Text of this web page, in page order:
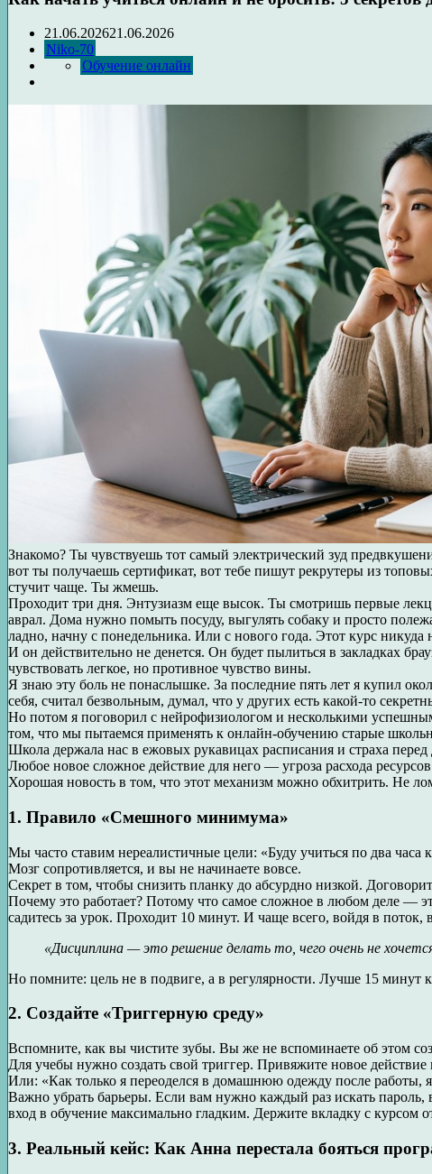
21.06.202621.06.2026
Niko-70
Обучение онлайн
Знакомо? Ты чувствуешь тот самый электрический зуд
вот ты получаешь сертификат, вот тебе пишут рекрутеры из
стучит чаще. Ты жмешь.
Проходит три дня. Энтузиазм еще высок. Ты смотришь первые
аврал. Дома нужно помыть посуду, выгулять собаку и просто
ладно, начну с понедельника. Или с нового года. Этот курс никуда
И он действительно не денется. Он будет пылиться в закладках
чувствовать легкое, но противное чувство вины.
Я знаю эту боль не понаслышке. За последние пять лет я купил
себя, считал безвольным, думал, что у других есть какой-то
Но потом я поговорил с нейрофизиологом и несколькими
том, что мы пытаемся применять к онлайн-обучению старые
Школа держала нас в ежовых рукавицах расписания и страха
Любое новое сложное действие для него — угроза расхода
Хорошая новость в том, что этот механизм можно обхитрить. Не
1. Правило «Смешного минимума»
Мы часто ставим нереалистичные цели: «Буду учиться по два
Мозг сопротивляется, и вы не начинаете вовсе.
Секрет в том, чтобы снизить планку до абсурдно низкой.
Почему это работает? Потому что самое сложное в любом деле —
садитесь за урок. Проходит 10 минут. И чаще всего, войдя в
«Дисциплина — это решение делать то, чего очень не
Но помните: цель не в подвиге, а в регулярности. Лучше 15 минут
2. Создайте «Триггерную среду»
Вспомните, как вы чистите зубы. Вы же не вспоминаете об этом
Для учебы нужно создать свой триггер. Привяжите новое
Или: «Как только я переоделся в домашнюю одежду после работы, я
Важно убрать барьеры. Если вам нужно каждый раз искать пароль,
вход в обучение максимально гладким. Держите вкладку с курсом
3. Реальный кейс: Как Анна перестала бояться